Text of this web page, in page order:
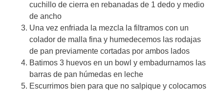
cuchillo de cierra en rebanadas de 1 dedo y medio
de ancho
Una vez enfriada la mezcla la filtramos con un
colador de malla fina y humedecemos las rodajas
de pan previamente cortadas por ambos lados
Batimos 3 huevos en un bowl y embadurnamos las
barras de pan húmedas en leche
Escurrimos bien para que no salpique y colocamos